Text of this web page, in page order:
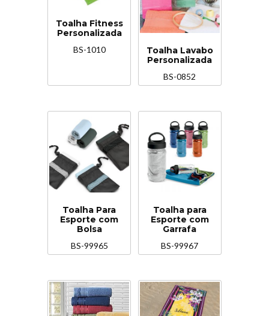
Toalha Fitness
Personalizada
BS-1010
Toalha Lavabo
Personalizada
BS-0852
Toalha Para
Esporte com
Bolsa
BS-99965
Toalha para
Esporte com
Garrafa
BS-99967